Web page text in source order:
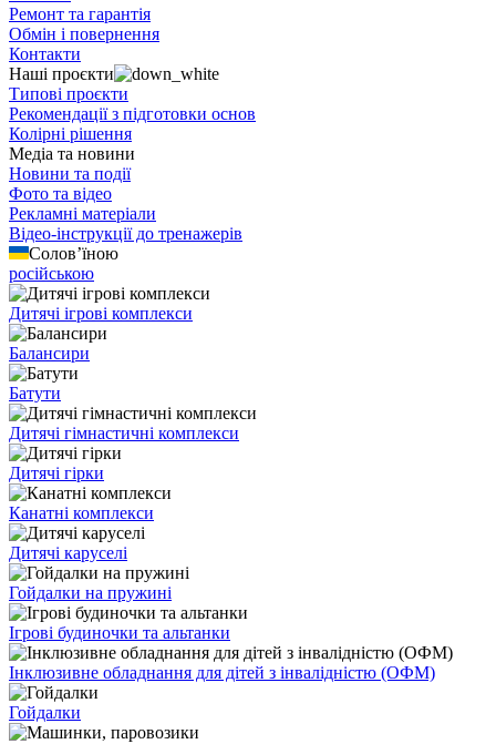
Ремонт та гарантія
Обмін і повернення
Контакти
Наші проєкти
Типові проєкти
Рекомендації з підготовки основ
Колірні рішення
Медіа та новини
Новини та події
Фото та відео
Рекламні матеріали
Відео-інструкції до тренажерів
Солов’їною
російською
Дитячі ігрові комплекси
Балансири
Батути
Дитячі гімнастичні комплекси
Дитячі гірки
Канатні комплекси
Дитячі каруселі
Гойдалки на пружині
Ігрові будиночки та альтанки
Інклюзивне обладнання для дітей з інвалідністю (ОФМ)
Гойдалки